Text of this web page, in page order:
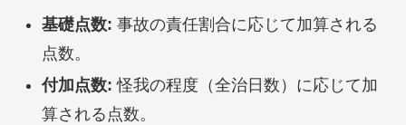
基礎点数: 事故の責任割合に応じて加算される
点数。
付加点数: 怪我の程度（全治日数）に応じて加
算される点数。